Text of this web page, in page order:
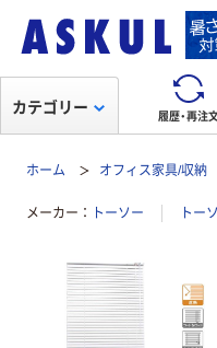
履歴・再注
カテゴリー
ホーム オフィス家具/収納
メーカー トーソー トー